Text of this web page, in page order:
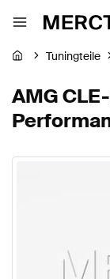
Tuningteile
AMG